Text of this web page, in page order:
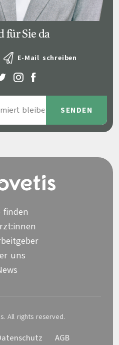
für Sie da
E-Mail schreiben
finden
uns
All rights reserved.
AGB